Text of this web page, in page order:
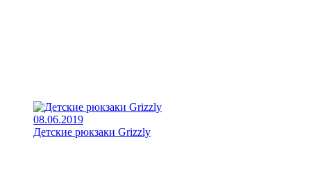
08.06.2019
Детские рюкзаки Grizzly